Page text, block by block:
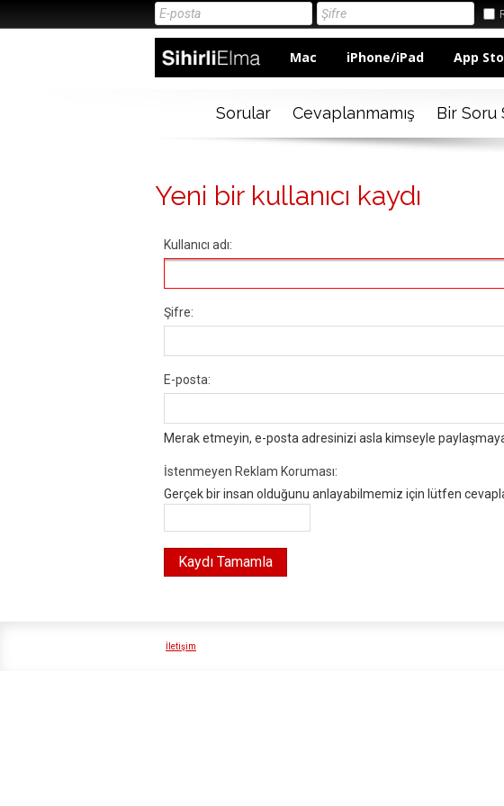
Mac iPhone/iPad App
Sorular Cevaplanmamış Bir Soru
Yeni bir kullanıcı kaydı
Kullanıcı adı:
Şifre:
E-posta:
Merak etmeyin, e-posta adresinizi asla kimseyle
İstenmeyen Reklam Koruması:
Gerçek bir insan olduğunu anlayabilmemiz için lütfen
İletişim